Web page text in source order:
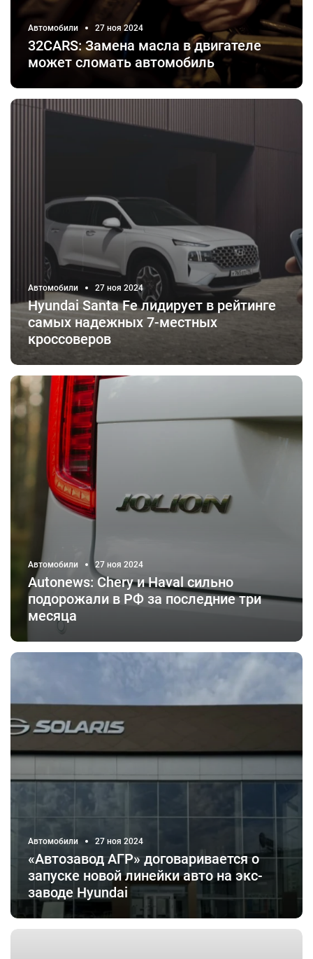
Автомобили 27 ноя 2024
32CARS: Замена масла в двигателе
может сломать автомобиль
Автомобили 27 ноя 2024
Hyundai Santa Fe лидирует в рейтинге
самых надежных 7-местных
кроссоверов
Автомобили 27 ноя 2024
Autonews: Chery и Haval сильно
подорожали в РФ за последние три
месяца
Автомобили 27 ноя 2024
«Автозавод АГР» договаривается о
запуске новой линейки авто на экс-
заводе Hyundai